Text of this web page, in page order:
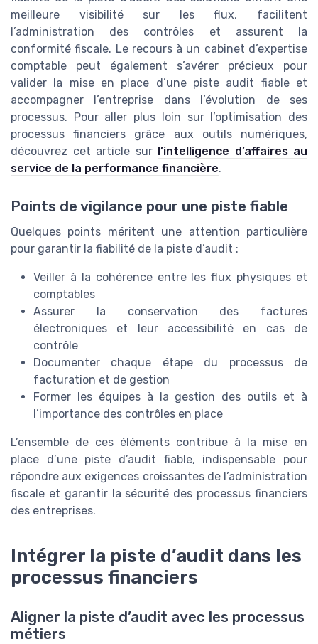
meilleure visibilité sur les flux, facilitent
l’administration des contrôles et assurent la
conformité fiscale. Le recours à un cabinet d’expertise
comptable peut également s’avérer précieux pour
valider la mise en place d’une piste audit fiable et
accompagner l’entreprise dans l’évolution de ses
processus. Pour aller plus loin sur l’optimisation des
processus financiers grâce aux outils numériques,
découvrez cet article sur l’intelligence d’affaires au
service de la performance financière.
Points de vigilance pour une piste fiable
Quelques points méritent une attention particulière
pour garantir la fiabilité de la piste d’audit :
Veiller à la cohérence entre les flux physiques et
comptables
Assurer la conservation des factures
électroniques et leur accessibilité en cas de
contrôle
Documenter chaque étape du processus de
facturation et de gestion
Former les équipes à la gestion des outils et à
l’importance des contrôles en place
L’ensemble de ces éléments contribue à la mise en
place d’une piste d’audit fiable, indispensable pour
répondre aux exigences croissantes de l’administration
fiscale et garantir la sécurité des processus financiers
des entreprises.
Intégrer la piste d’audit dans les
processus financiers
Aligner la piste d’audit avec les processus
métiers